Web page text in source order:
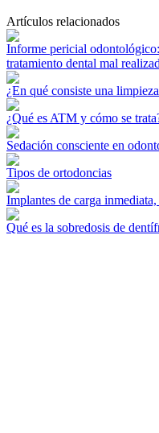
Artículos relacionados
Informe pericial
tratamiento dental mal
¿En qué consiste una
¿Qué es ATM y cómo se
Sedación consciente en
Tipos de ortodoncias
Implantes de carga
Qué es la sobredosis de